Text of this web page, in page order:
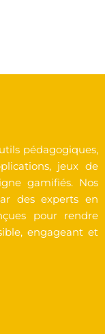
pédagogiques,
jeux de
gamifiés. Nos
des experts en
pour rendre
engageant et